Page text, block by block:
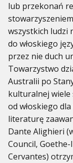
lub przekonań
wszystkich ludzi
do włoskiego
przez nie duch
Towarzystwo
Australii po
kulturalnej wiele
od włoskiego
literaturę
Dante Alighieri
Council,
Cervantes)